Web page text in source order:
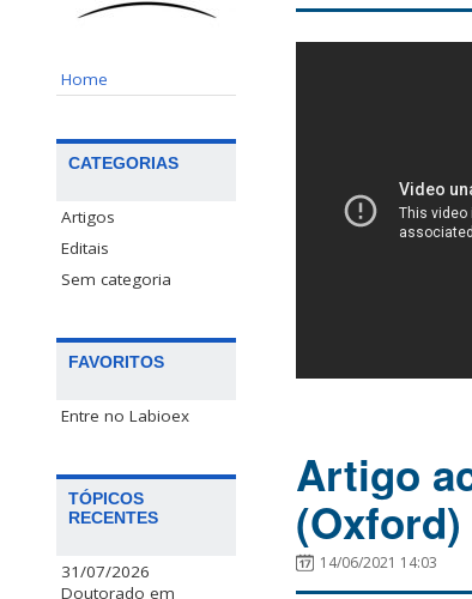
Home
CATEGORIAS
Artigos
Editais
Sem categoria
FAVORITOS
Entre no Labioex
TÓPICOS
RECENTES
31/07/2026
Doutorado em
Artigo
(Oxford)
14/06/2021 14:03